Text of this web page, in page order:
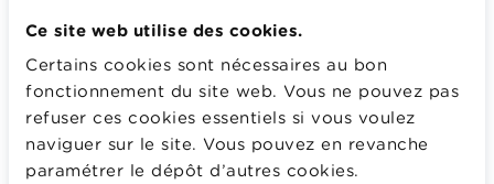
Ce site web utilise des cookies.
Certains cookies sont nécessaires au bon
fonctionnement du site web. Vous ne pouvez pas
refuser ces cookies essentiels si vous voulez
naviguer sur le site. Vous pouvez en revanche
paramétrer le dépôt d’autres cookies.
centralisation de vos données dans un seul dossier,
vous ouvrez la voie à une approche plus globale et
plus efficace. Si vous avez un DMG, vous serez
remboursé plus pour vos visites chez le médecin de
famille. Le montant exact du remboursement dépend
de votre situation familiale.